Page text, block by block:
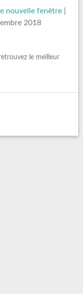
nouvelle fenêtre
2018
le meilleur